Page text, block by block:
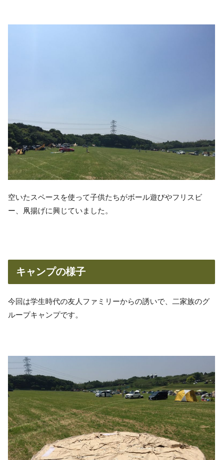
空いたスペースを使って子供たちがボール遊びやフリスビ
ー、凧揚げに興じていました。
キャンプの様子
今回は学生時代の友人ファミリーからの誘いで、二家族のグ
ループキャンプです。